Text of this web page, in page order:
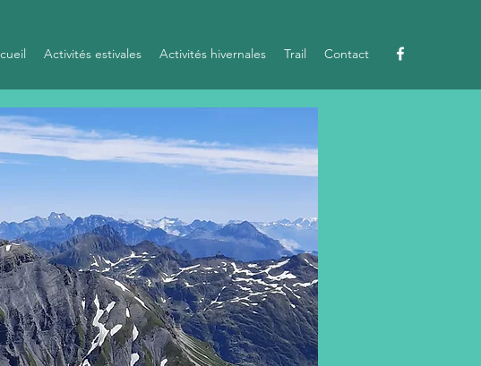
Activités estivales Activités hivernales Trail Contact